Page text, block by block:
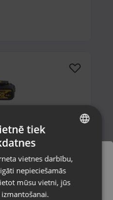
mēneši)
uz
RUSSIAN
tiek
vietnes darbību,
nepieciešamās
mūsu vietni, jūs